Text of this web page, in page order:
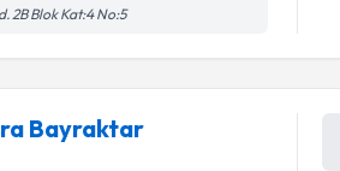
2B Blok Kat:4 No:5
Bayraktar